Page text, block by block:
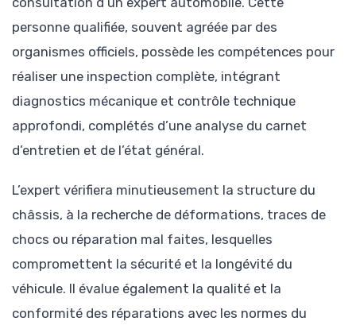
personne qualifiée, souvent agréée par des
organismes officiels, possède les compétences pour
réaliser une inspection complète, intégrant
diagnostics mécanique et contrôle technique
approfondi, complétés d’une analyse du carnet
d’entretien et de l’état général.
L’expert vérifiera minutieusement la structure du
châssis, à la recherche de déformations, traces de
chocs ou réparation mal faites, lesquelles
compromettent la sécurité et la longévité du
véhicule. Il évalue également la qualité et la
conformité des réparations avec les normes du